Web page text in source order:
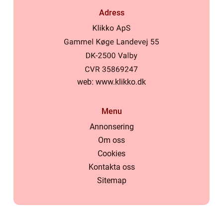
Adress
web: www.klikko.dk
Menu
Annonsering
Om oss
Cookies
Kontakta oss
Sitemap